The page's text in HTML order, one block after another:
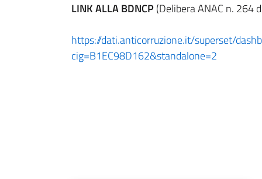
LINK ALLA BDNCP(Delibera ANAC n. 264
https://dati.anticorruzione.it/superset/
cig=B1EC98D162&standalone=2